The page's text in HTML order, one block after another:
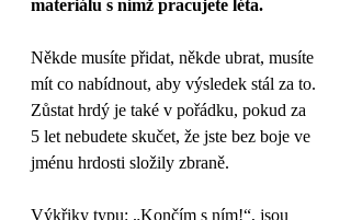
materiálu s nímž pracujete léta.
Někde musíte přidat, někde ubrat, musíte
mít co nabídnout, aby výsledek stál za to.
Zůstat hrdý je také v pořádku, pokud za
5 let nebudete skučet, že jste bez boje ve
jménu hrdosti složily zbraně.
Výkřiky typu: „Končím s ním!“, jsou